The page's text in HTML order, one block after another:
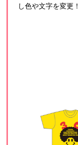
し色や文字を変更！